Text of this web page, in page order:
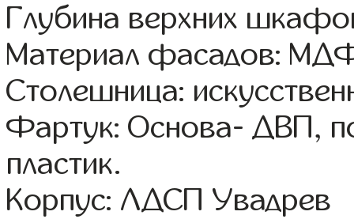
Глубина верхних
Материал фасадов:
Столешница:
Фартук: Основа- ДВП,
пластик.
Корпус: ЛДСП Увадрев